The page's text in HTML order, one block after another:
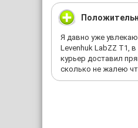
Я давно уже
Levenhuk LabZZ T1,
курьер доставил
сколько не жалею